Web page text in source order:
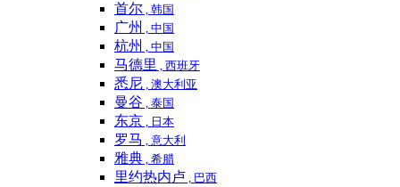
首尔 , 韩国
广州 , 中国
杭州 , 中国
马德里 , 西班牙
悉尼 , 澳大利亚
曼谷 , 泰国
东京 , 日本
罗马 , 意大利
雅典 , 希腊
里约热内卢 , 巴西